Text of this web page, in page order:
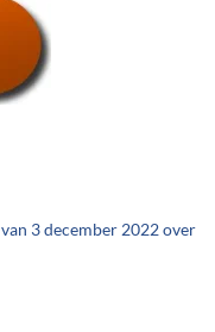
van 3 december 2022 over